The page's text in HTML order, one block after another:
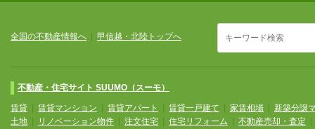
全国の不動産情報へ 甲信越・北陸トップへ
不動産・住宅サイト SUUMO（スーモ）
賃貸 賃貸マンション 賃貸アパート 賃貸一戸建て 家賃相場
新築分譲
土地
リノベーション物件 注文住宅 住宅リフォーム 不動産売却・査定